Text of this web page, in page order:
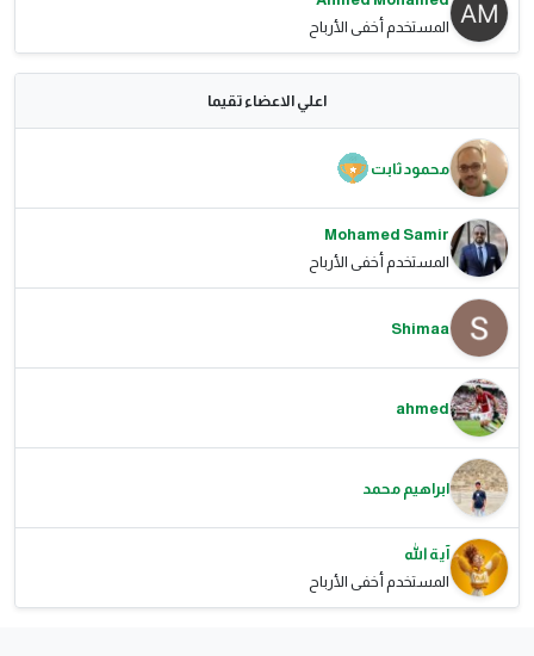
المستخدم أخفى الأرباح
اعلي الاعضاء تقيما
محمود ثابت
Mohamed Samir
المستخدم أخفى الأرباح
Shimaa
ahmed
ابراهيم محمد
آية الله
المستخدم أخفى الأرباح